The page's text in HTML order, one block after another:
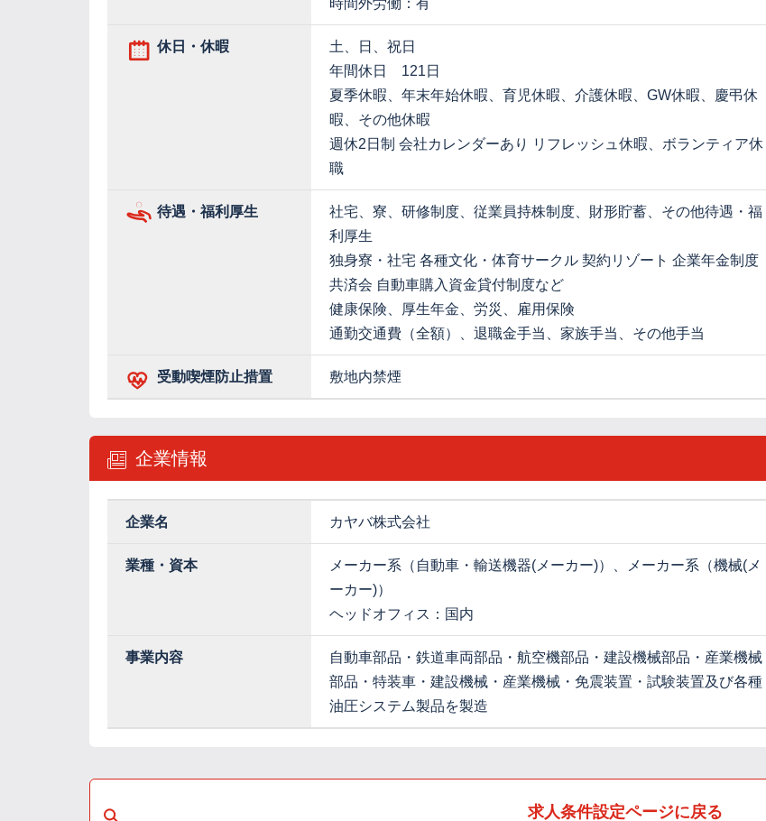
時間外労働：有
休日・休暇
土、日、祝日
年間休日 121日
夏季休暇、年末年始休暇、育児休暇、介護休暇、GW休暇、慶弔休
暇、その他休暇
週休2日制 会社カレンダーあり リフレッシュ休暇、ボランティア休
職
待遇・福利厚生
社宅、寮、研修制度、従業員持株制度、財形貯蓄、その他待遇・福
利厚生
独身寮・社宅 各種文化・体育サークル 契約リゾート 企業年金制度
共済会 自動車購入資金貸付制度など
健康保険、厚生年金、労災、雇用保険
通勤交通費（全額）、退職金手当、家族手当、その他手当
受動喫煙防止措置 敷地内禁煙
企業情報
企業名 カヤバ株式会社
業種・資本
メーカー系（自動車・輸送機器(メーカー)）、メーカー系（機械(メ
ーカー)）
ヘッドオフィス：国内
事業内容
自動車部品・鉄道車両部品・航空機部品・建設機械部品・産業機械
部品・特装車・建設機械・産業機械・免震装置・試験装置及び各種
油圧システム製品を製造
求人条件設定ページに戻る